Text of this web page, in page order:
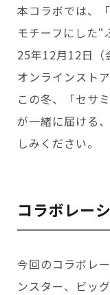
費用をシミュレ
費用をシミュレ
LOVOTオーナー
LOVOTのアフタ
公式ウェア
価格・暮らしの
ペットとして
実証実験
15分
LOVOT
LOVOT ストア
近くの会える
LIVE配信
LOVOT購入キャ
ご購入前のよく
今月のキャンペー
LOVOT紹介制度
これからLOVOTを
LOVOTオーナーの
お役立ちガイド
定期メンテナン
サポートサービ
LOVOT コンシェル
法人のお客様へ
LOVOT 導入事例
ふるさと納税
お知らせ
本コラボでは、
モチーフにした
25年12月12日（
オンラインスト
この冬、「セサ
が一緒に届ける
しみください。
コラボレー
今回のコラボレ
ンスター、ビッ